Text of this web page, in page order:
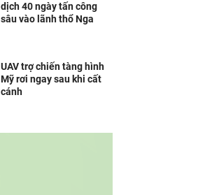
dịch 40 ngày tấn công
sâu vào lãnh thổ Nga
UAV trợ chiến tàng hình
Mỹ rơi ngay sau khi cất
cánh